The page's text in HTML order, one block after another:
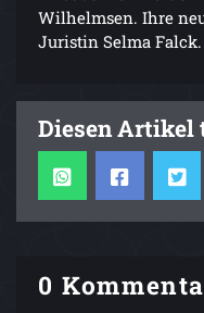
Wilhelmsen. Ihre
Juristin Selma Falck.
Diesen Artikel
0